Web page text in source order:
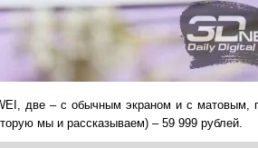
две – с обычным экраном и с матовым,
мы и рассказываем) – 59 999 рублей.